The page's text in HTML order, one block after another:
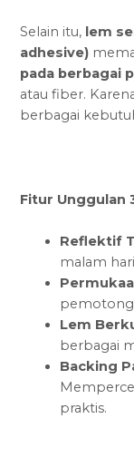
Selain itu, lem
adhesive)
pada berbagai
atau fiber.
berbagai
Fitur Unggulan
Reflektif
malam
Lem
berbagai
Backing
praktis.